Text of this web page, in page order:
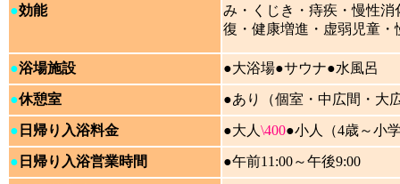
●効能
み・くじき・痔疾・慢性
復・健康増進・虚弱児童
●浴場施設 ●大浴場●サウナ●水風呂
●休憩室 ●あり（個室・中広間・大
● 日帰り入浴料金 ●大人 \400●小人（4歳～小
● 日帰り入浴営業時間 ●午前11:00～午後9:00